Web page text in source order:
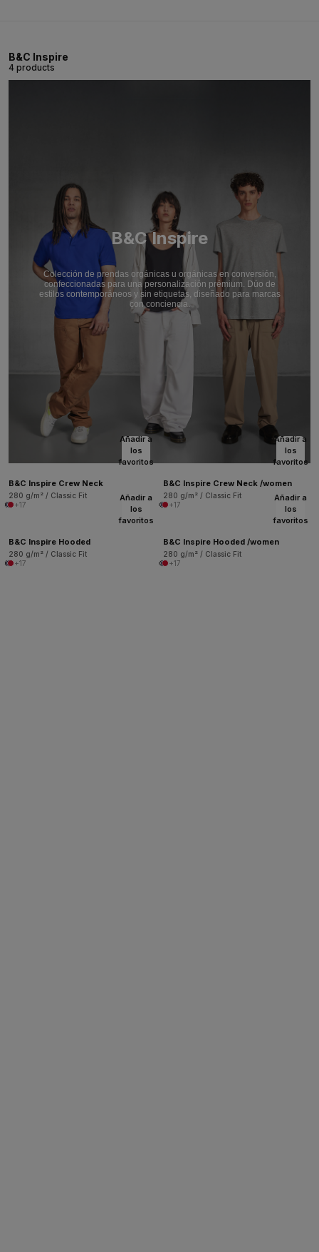
B&C Inspire
4 products
B&C Inspire
Colección de prendas orgánicas u orgánicas en conversión,
confeccionadas para una personalización prémium. Dúo de
estilos contemporáneos y sin etiquetas, diseñado para marcas
con conciencia.
Añadir a
los
favoritos
B&C Inspire Crew Neck
280 g/m² / Classic Fit
+17
Añadir a
los
favoritos
B&C Inspire Crew Neck /women
280 g/m² / Classic Fit
+17
Añadir a
los
favoritos
B&C Inspire Hooded
280 g/m² / Classic Fit
+17
Añadir a
los
favoritos
B&C Inspire Hooded /women
280 g/m² / Classic Fit
+17